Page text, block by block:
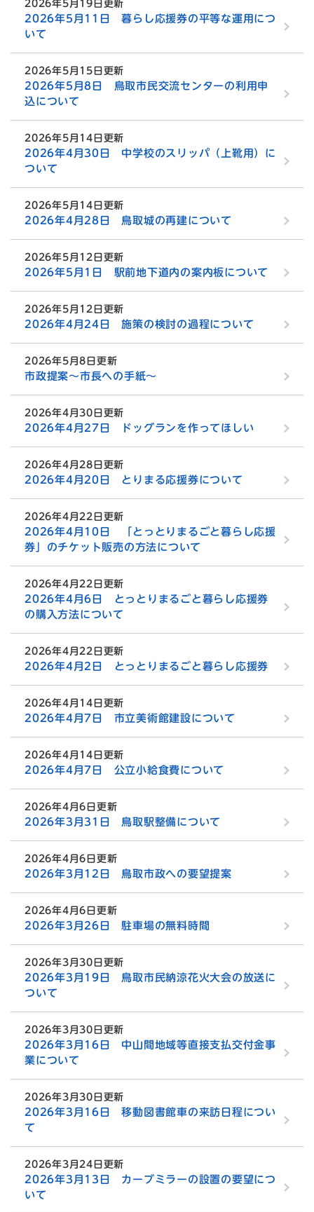
2026年5月19日更新
2026年5月11日 暮らし応援券の平等な運用につ
いて
2026年5月15日更新
2026年5月8日 鳥取市民交流センターの利用申
込について
2026年5月14日更新
2026年4月30日 中学校のスリッパ（上靴用）に
ついて
2026年5月14日更新
2026年4月28日 鳥取城の再建について
2026年5月12日更新
2026年5月1日 駅前地下道内の案内板について
2026年5月12日更新
2026年4月24日 施策の検討の過程について
2026年5月8日更新
市政提案～市長への手紙～
2026年4月30日更新
2026年4月27日 ドッグランを作ってほしい
2026年4月28日更新
2026年4月20日 とりまる応援券について
2026年4月22日更新
2026年4月10日 「とっとりまるごと暮らし応援
券」のチケット販売の方法について
2026年4月22日更新
2026年4月6日 とっとりまるごと暮らし応援券
の購入方法について
2026年4月22日更新
2026年4月2日 とっとりまるごと暮らし応援券
2026年4月14日更新
2026年4月7日 市立美術館建設について
2026年4月14日更新
2026年4月7日 公立小給食費について
2026年4月6日更新
2026年3月31日 鳥取駅整備について
2026年4月6日更新
2026年3月12日 鳥取市政への要望提案
2026年4月6日更新
2026年3月26日 駐車場の無料時間
2026年3月30日更新
2026年3月19日 鳥取市民納涼花火大会の放送に
ついて
2026年3月30日更新
2026年3月16日 中山間地域等直接支払交付金事
業について
2026年3月30日更新
2026年3月16日 移動図書館車の来訪日程につい
て
2026年3月24日更新
2026年3月13日 カーブミラーの設置の要望につ
いて